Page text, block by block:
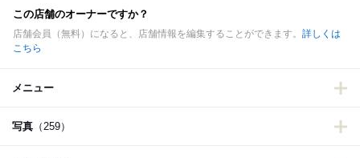
この店舗のオーナーですか？
店舗会員（無料）になると、店舗情報を編集することができます。 詳しくは
こちら
メニュー
写真 （259）